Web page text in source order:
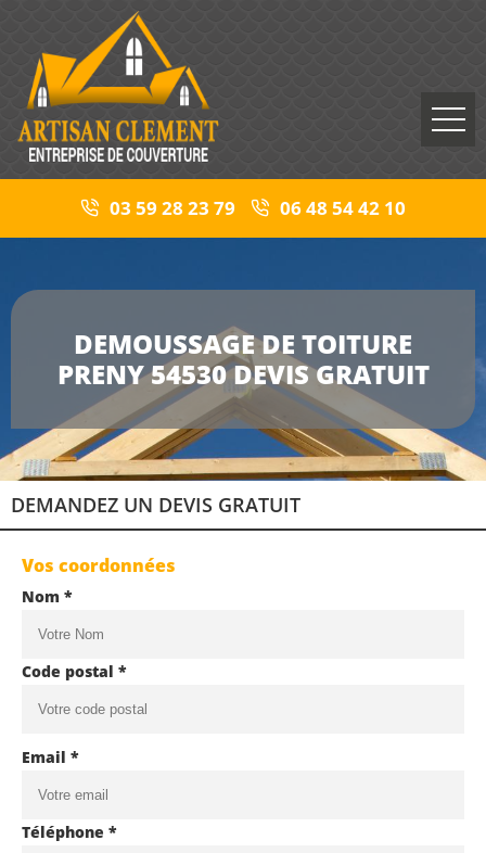
03 59 28 23 79 06 48 54 42 10
DEMOUSSAGE DE TOITURE
PRENY 54530 DEVIS GRATUIT
DEMANDEZ UN DEVIS GRATUIT
Vos coordonnées
Nom *
Code postal *
Email *
Téléphone *